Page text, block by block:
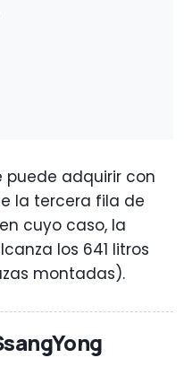
puede adquirir con
la tercera fila de
cuyo caso, la
los 641 litros
montadas).